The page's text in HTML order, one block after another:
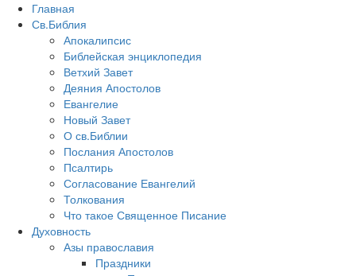
Главная
Св.Библия
Апокалипсис
Библейская энциклопедия
Ветхий Завет
Деяния Апостолов
Евангелие
Новый Завет
О св.Библии
Послания Апостолов
Псалтирь
Согласование Евангелий
Толкования
Что такое Священное Писание
Духовность
Азы православия
Праздники